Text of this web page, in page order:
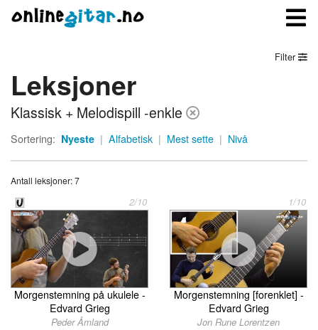
Meny
Logg inn
Kontakt oss
Om onlinegitar.no
Filter
Leksjoner
Klassisk + Melodispill -enkle
Sortering: Nyeste | Alfabetisk | Mest sette | Nivå
Antall leksjoner: 7
2/10
Morgenstemning på ukulele -
Edvard Grieg
Peder Åmland
1/10
Morgenstemning [forenklet] -
Edvard Grieg
Jon Rune Lorentzen